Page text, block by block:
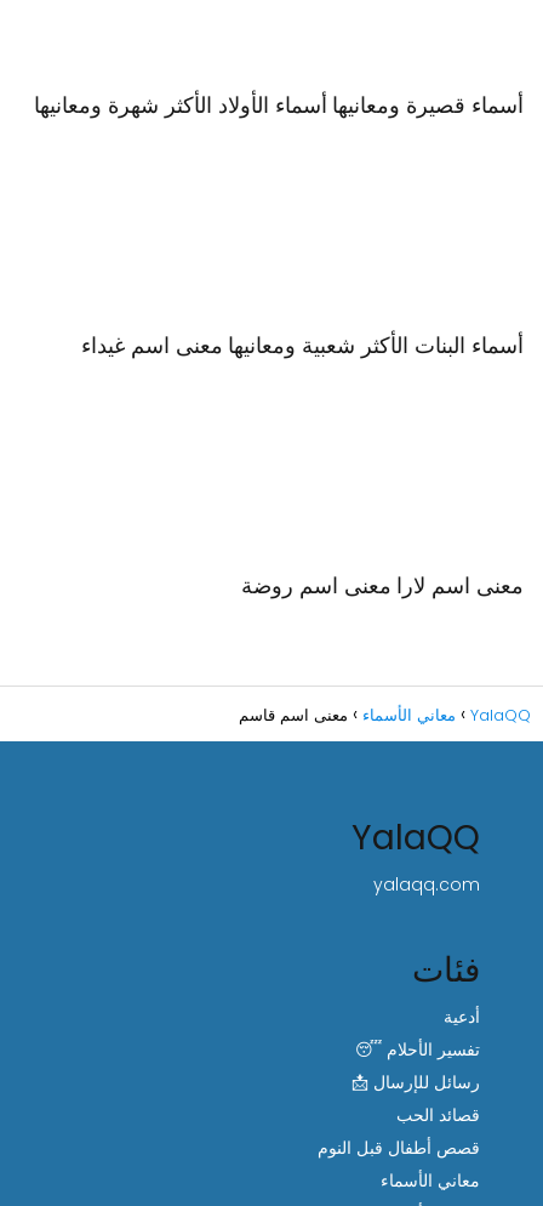
أسماء قصيرة ومعانيها أسماء الأولاد الأكثر شهرة ومعانيها
أسماء البنات الأكثر شعبية ومعانيها معنى اسم غيداء
معنى اسم لارا معنى اسم روضة
YalaQQ معاني الأسماء معنى اسم قاسم
YalaQQ
yalaqq.com
فئات
أدعية
تفسير الأحلام 😴
رسائل للإرسال 📩
قصائد الحب
قصص أطفال قبل النوم
معاني الأسماء